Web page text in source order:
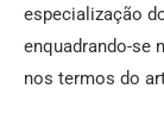
especialização
enquadrando-se
nos termos do